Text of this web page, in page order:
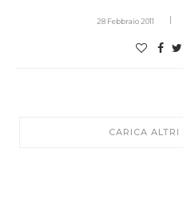
28 Febbraio 2011
CARICA ALTRI